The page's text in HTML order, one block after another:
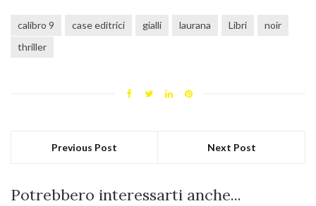
calibro 9 case editrici gialli laurana Libri
noir
thriller
Previous Post Next Post
Potrebbero interessarti anche...